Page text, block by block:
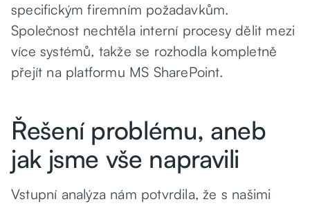
specifickým firemním požadavkům.
Společnost nechtěla interní procesy dělit mezi
více systémů, takže se rozhodla kompletně
přejít na platformu MS SharePoint.
Řešení problému, aneb
jak jsme vše napravili
Vstupní analýza nám potvrdila, že s našimi